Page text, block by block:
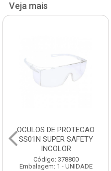
Veja mais
OCULOS DE PROTECAO
SS01N SUPER SAFETY
INCOLOR
Código: 378800
Embalagem: 1 - UNIDADE